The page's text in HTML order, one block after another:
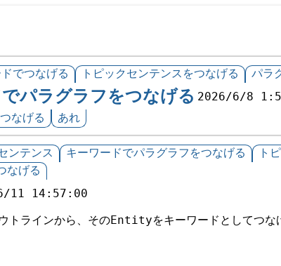
でつなげる トピックセンテンスをつなげる パラ
パラグラフをつなげる 2026/6/8
なげる あれ
ンテンス キーワードでパラグラフをつなげる ト
なげる
11 14:57:00
ラインから、そのEntityをキーワードとしてつな